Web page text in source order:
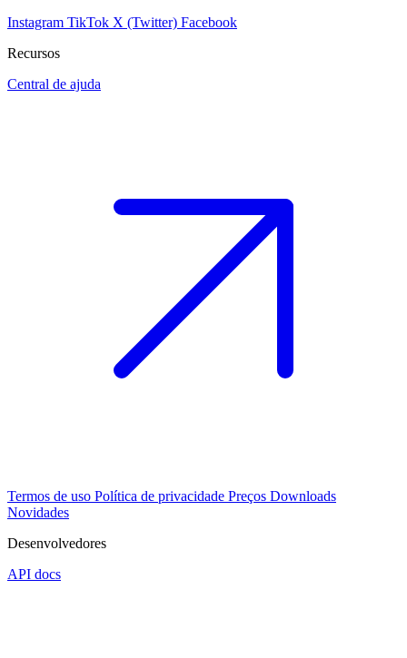
Instagram TikTok X (Twitter) Facebook
Recursos
Central de ajuda
Termos de uso Política de privacidade Preços Downloads
Novidades
Desenvolvedores
API docs